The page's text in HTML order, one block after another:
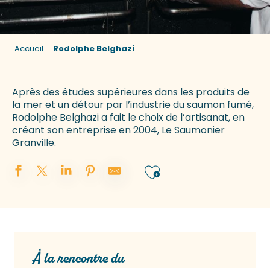
Accueil Rodolphe Belghazi
Après des études supérieures dans les produits de
la mer et un détour par l’industrie du saumon fumé,
Rodolphe Belghazi a fait le choix de l’artisanat, en
créant son entreprise en 2004, Le Saumonier
Granville.
Ajouter aux
À la rencontre du